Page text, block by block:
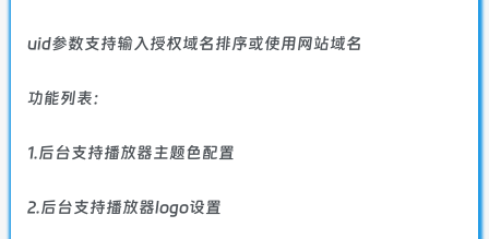
uid参数支持输入授权域名排序或使用网站域名
功能列表：
1.后台支持播放器主题色配置
2.后台支持播放器logo设置